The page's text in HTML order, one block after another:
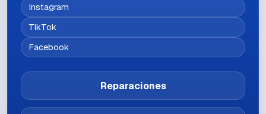
Instagram
TikTok
Facebook
Reparaciones